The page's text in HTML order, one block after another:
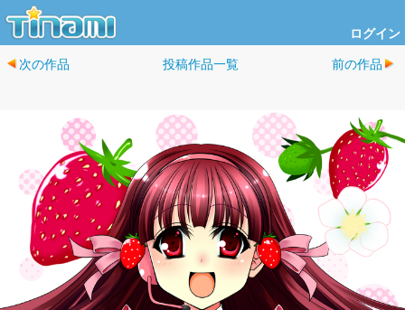
ログイン
次の作品 投稿作品一覧 前の作品